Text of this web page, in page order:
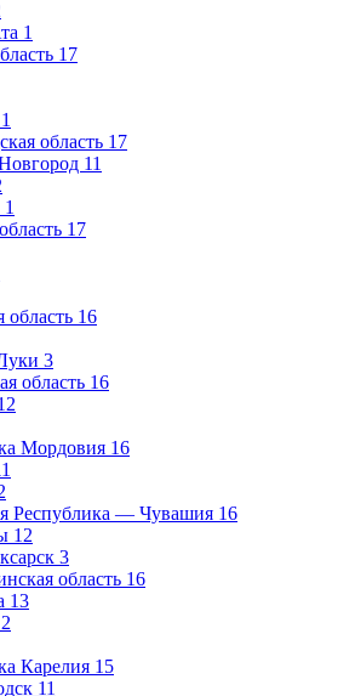
1
17
1
область 17
11
1
17
область 16
3
область 16
Мордовия 16
Республика — Чувашия 16
12
3
область 16
13
2
Карелия 15
11